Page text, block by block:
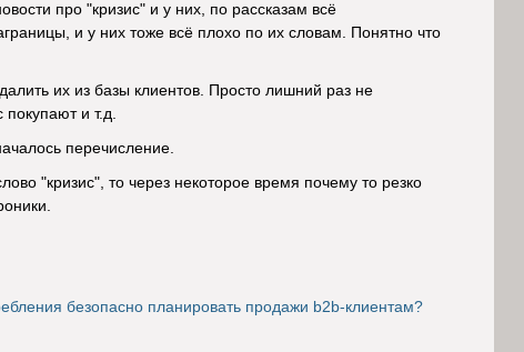
про "кризис" и у них, по рассказам всё
и у них тоже всё плохо по их словам. Понятно что
их из базы клиентов. Просто лишний раз не
покупают и т.д.
перечисление.
"кризис", то через некоторое время почему то резко
безопасно планировать продажи b2b-клиентам?